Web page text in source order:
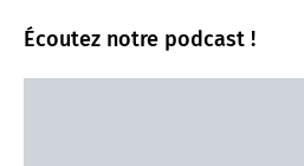
Écoutez notre podcast !